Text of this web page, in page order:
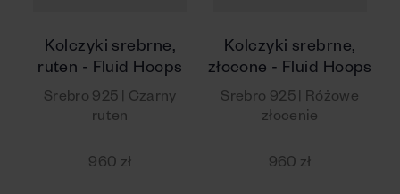
Kolczyki srebrne,
ruten - Fluid Hoops
Srebro 925 | Czarny
ruten
960 zł
Kolczyki srebrne,
złocone - Fluid Hoops
Srebro 925 | Różowe
złocenie
960 zł